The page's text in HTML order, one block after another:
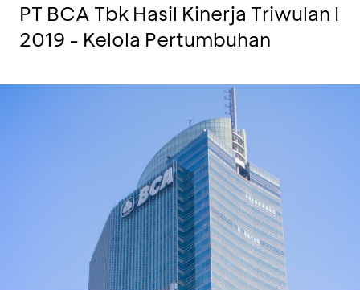
PT BCA Tbk Hasil Kinerja Triwulan I
2019 - Kelola Pertumbuhan